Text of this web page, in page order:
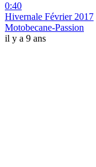
0:40
Hivernale Février 2017
Motobecane-Passion
il y a 9 ans